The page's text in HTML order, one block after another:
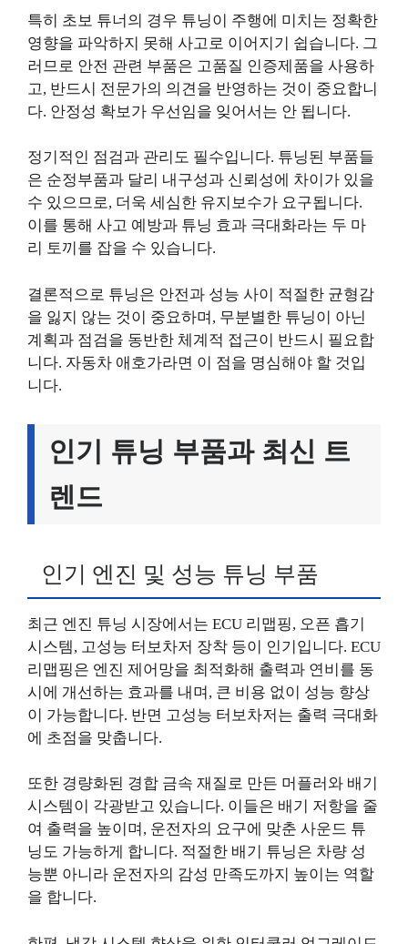
특히 초보 튜너의 경우 튜닝이 주행에 미치는 정확한
영향을 파악하지 못해 사고로 이어지기 쉽습니다. 그
러므로 안전 관련 부품은 고품질 인증제품을 사용하
고, 반드시 전문가의 의견을 반영하는 것이 중요합니
다. 안정성 확보가 우선임을 잊어서는 안 됩니다.
정기적인 점검과 관리도 필수입니다. 튜닝된 부품들
은 순정부품과 달리 내구성과 신뢰성에 차이가 있을
수 있으므로, 더욱 세심한 유지보수가 요구됩니다.
이를 통해 사고 예방과 튜닝 효과 극대화라는 두 마
리 토끼를 잡을 수 있습니다.
결론적으로 튜닝은 안전과 성능 사이 적절한 균형감
을 잃지 않는 것이 중요하며, 무분별한 튜닝이 아닌
계획과 점검을 동반한 체계적 접근이 반드시 필요합
니다. 자동차 애호가라면 이 점을 명심해야 할 것입
니다.
인기 튜닝 부품과 최신 트
렌드
인기 엔진 및 성능 튜닝 부품
최근 엔진 튜닝 시장에서는 ECU 리맵핑, 오픈 흡기
시스템, 고성능 터보차저 장착 등이 인기입니다. ECU
리맵핑은 엔진 제어망을 최적화해 출력과 연비를 동
시에 개선하는 효과를 내며, 큰 비용 없이 성능 향상
이 가능합니다. 반면 고성능 터보차저는 출력 극대화
에 초점을 맞춥니다.
또한 경량화된 경합 금속 재질로 만든 머플러와 배기
시스템이 각광받고 있습니다. 이들은 배기 저항을 줄
여 출력을 높이며, 운전자의 요구에 맞춘 사운드 튜
닝도 가능하게 합니다. 적절한 배기 튜닝은 차량 성
능뿐 아니라 운전자의 감성 만족도까지 높이는 역할
을 합니다.